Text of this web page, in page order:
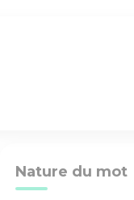
Nature du mot